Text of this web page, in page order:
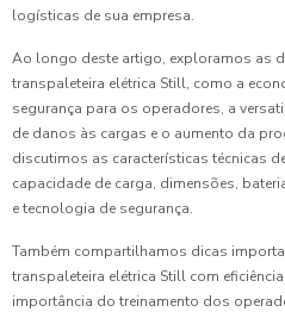
logísticas de sua empresa.
Ao longo deste artigo, exploramos as
transpaleteira elétrica Still, como a
segurança para os operadores, a
de danos às cargas e o aumento da
discutimos as características técnicas
capacidade de carga, dimensões,
e tecnologia de segurança.
Também compartilhamos dicas
transpaleteira elétrica Still com
importância do treinamento dos